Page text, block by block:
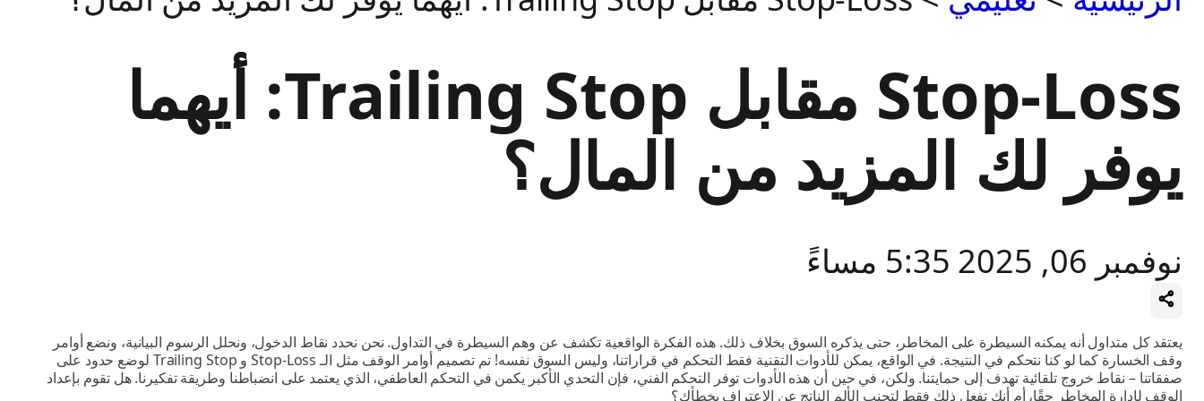
Stop-Loss مقابل Trailing Stop: أيهما
يوفر لك المزيد من المال؟
نوفمبر 06, 2025 5:35 مساءً
يعتقد كل متداول أنه يمكنه السيطرة على المخاطر، حتى يذكره السوق بخلاف ذلك. هذه الفكرة الواقعية تكشف عن وهم السيطرة في التداول. نحن نحدد نقاط الدخول، ونحلل الرسوم البيانية، ونضع أوامر
وقف الخسارة كما لو كنا نتحكم في النتيجة. في الواقع، يمكن للأدوات التقنية فقط التحكم في قراراتنا، وليس السوق نفسه! تم تصميم أوامر الوقف مثل الـ Stop-Loss و Trailing Stop لوضع حدود على
صفقاتنا – نقاط خروج تلقائية تهدف إلى حمايتنا. ولكن، في حين أن هذه الأدوات توفر التحكم الفني، فإن التحدي الأكبر يكمن في التحكم العاطفي، الذي يعتمد على انضباطنا وطريقة تفكيرنا. هل تقوم بإعداد
الوقف لإدارة المخاطر حقًا، أم أنك تفعل ذلك فقط لتجنب الألم الناتج عن الاعتراف بخطأك؟